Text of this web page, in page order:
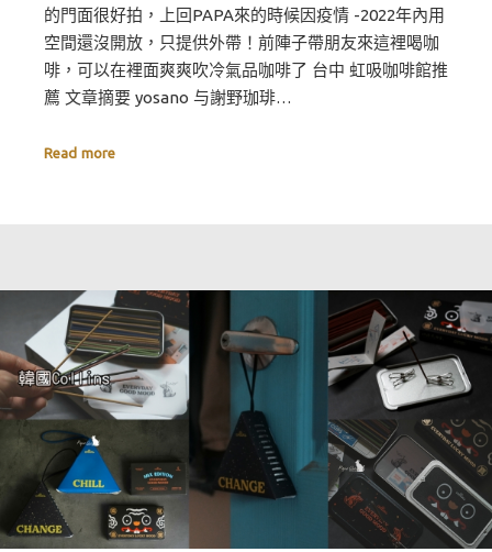
的門面很好拍，上回PAPA來的時候因疫情 -2022年內用
空間還沒開放，只提供外帶！前陣子帶朋友來這裡喝咖
啡，可以在裡面爽爽吹冷氣品咖啡了 台中 虹吸咖啡館推
薦 文章摘要 yosano 与謝野珈琲…
Read more